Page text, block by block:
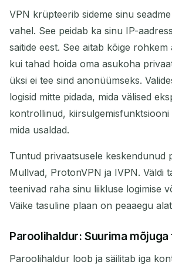
VPN krüpteerib sideme sinu
vahel. See peidab ka sinu IP-
saitide eest. See aitab kõige rohkem
kui tahad hoida oma asukoha
üksi ei tee sind anonüümseks.
logisid mitte pidada, mida välised
kontrollinud, kiirsulgemisfunktsiooni
mida usaldad.
Tuntud privaatsusele keskendunud
Mullvad, ProtonVPN ja IVPN. Väldi
teenivad raha sinu liikluse logimise
Väike tasuline plaan on peaaegu
Paroolihaldur: Suurima
Paroolihaldur loob ja säilitab iga